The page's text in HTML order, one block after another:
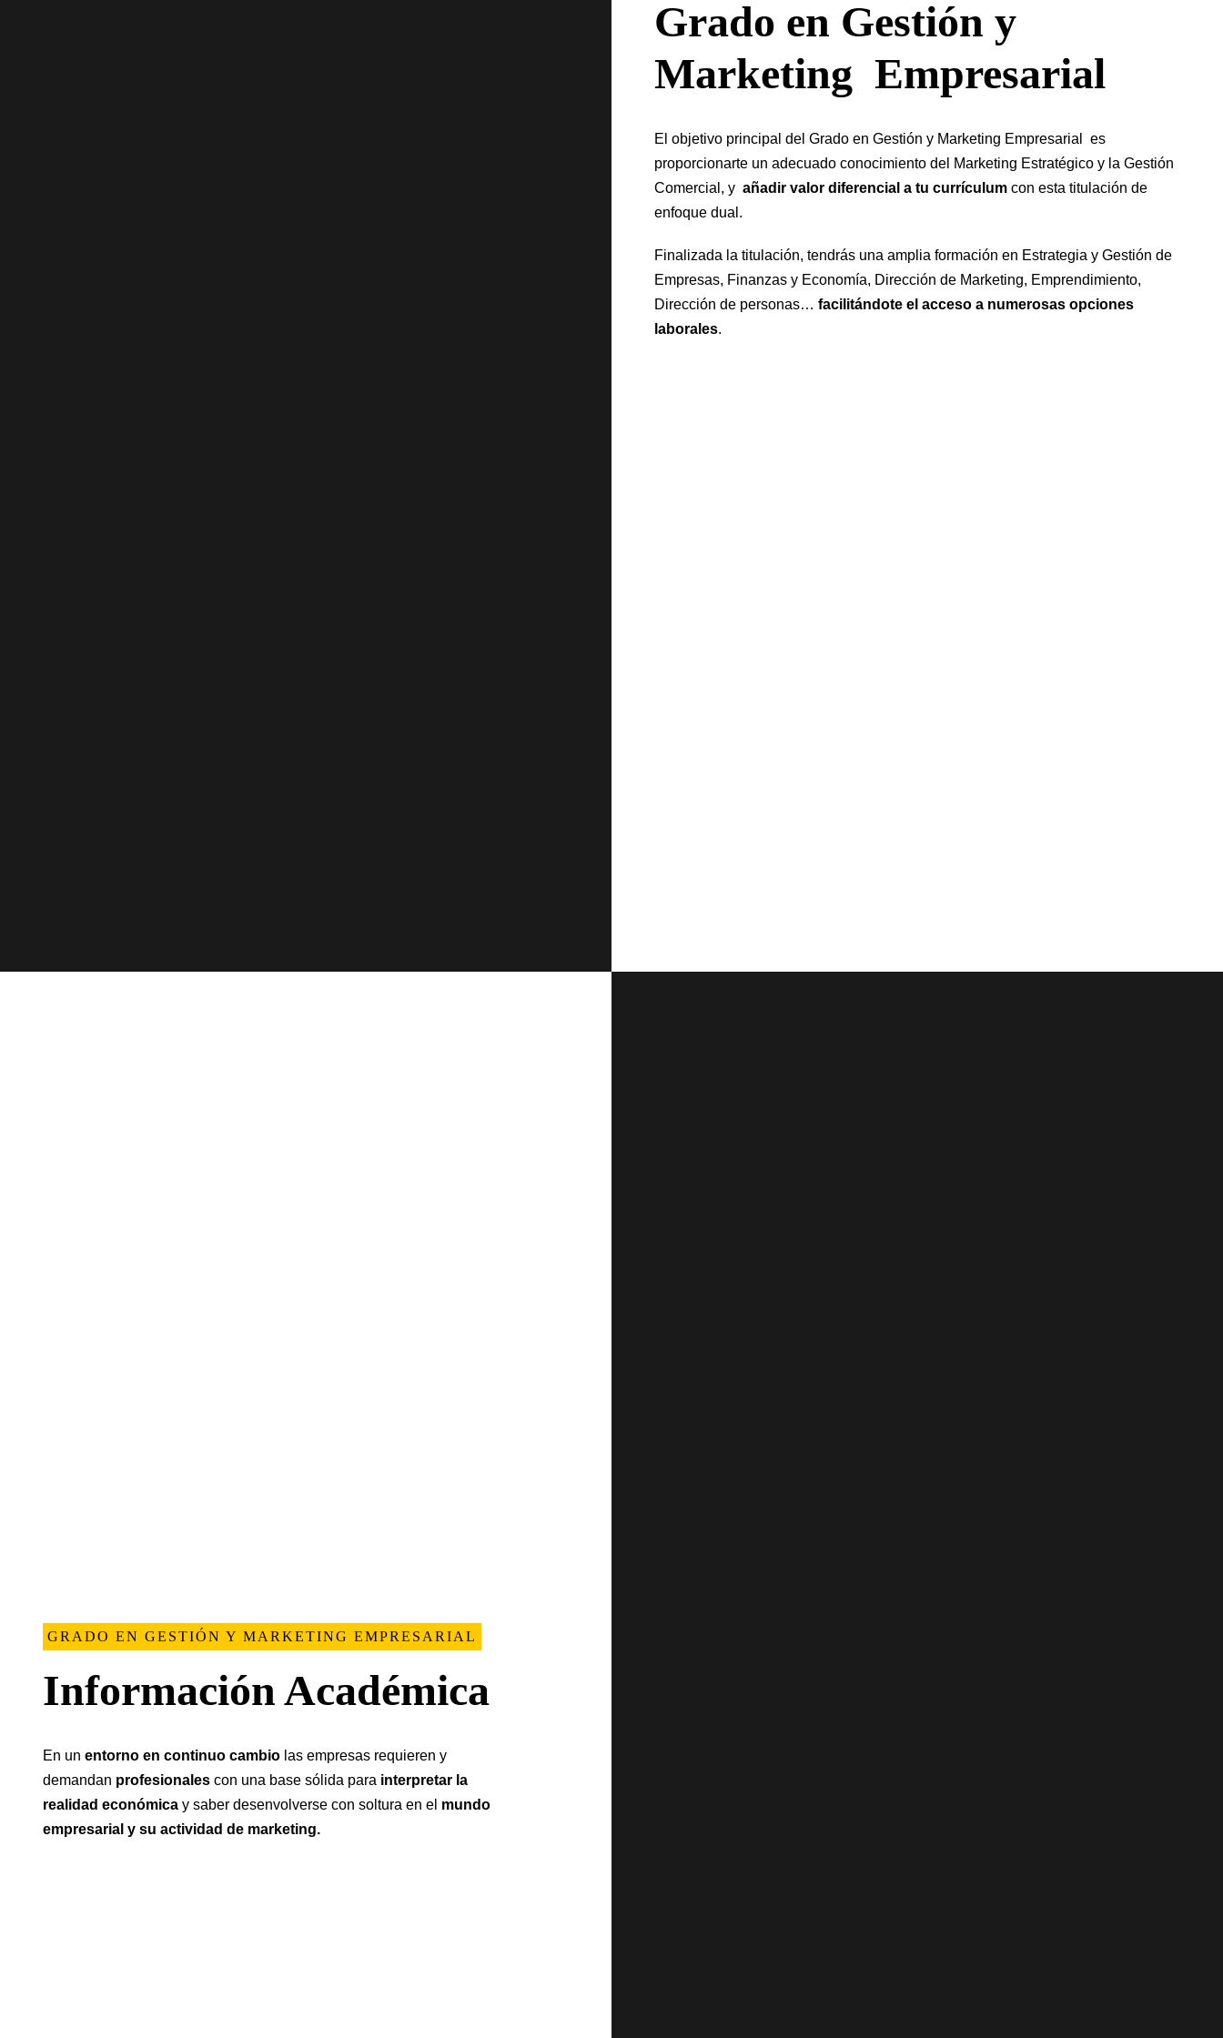
Grado en Gestión y
Marketing Empresarial
El objetivo principal del Grado en Gestión y Marketing Empresarial es
proporcionarte un adecuado conocimiento del Marketing Estratégico y la Gestión
Comercial, yañadir valor diferencial a tu currículum con esta titulación de
enfoque dual.
Finalizada la titulación, tendrás una amplia formación en Estrategia y Gestión de
Empresas, Finanzas y Economía, Dirección de Marketing, Emprendimiento,
Dirección de personas…facilitándote el acceso a numerosas opciones
laborales.
GRADO EN GESTIÓN Y MARKETING EMPRESARIAL
Información Académica
En un entorno en continuo cambio las empresas requieren y
demandan profesionales con una base sólida para interpretar la
realidad económicay saber desenvolverse con soltura en el mundo
empresarial y su actividad de marketing.